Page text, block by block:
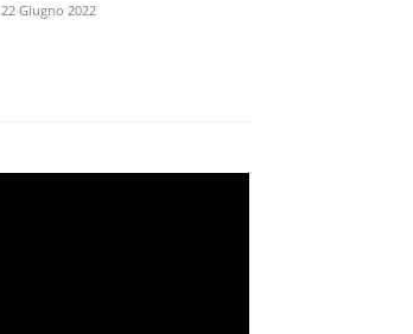
22 Giugno 2022